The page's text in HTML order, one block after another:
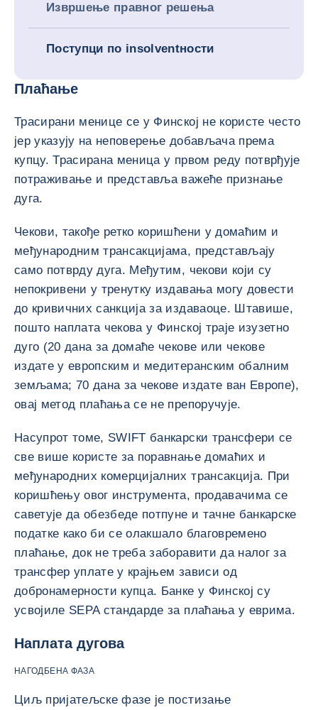
Извршење правног решења
Поступци по insolventности
Плаћање
Трасирани менице се у Финској не користе често
јер указују на неповерење добављача према
купцу. Трасирана меница у првом реду потврђује
потраживање и представља важеће признање
дуга.
Чекови, такође ретко коришћени у домаћим и
међународним трансакцијама, представљају
само потврду дуга. Међутим, чекови који су
непокривени у тренутку издавања могу довести
до кривичних санкција за издаваоце. Штавише,
пошто наплата чекова у Финској траје изузетно
дуго (20 дана за домаће чекове или чекове
издате у европским и медитеранским обалним
земљама; 70 дана за чекове издате ван Европе),
овај метод плаћања се не препоручује.
Насупрот томе, SWIFT банкарски трансфери се
све више користе за поравнање домаћих и
међународних комерцијалних трансакција. При
коришћењу овог инструмента, продавачима се
саветује да обезбеде потпуне и тачне банкарске
податке како би се олакшало благовремено
плаћање, док не треба заборавити да налог за
трансфер уплате у крајњем зависи од
добронамерности купца. Банке у Финској су
усвојиле SEPA стандарде за плаћања у еврима.
Наплата дугова
НАГОДБЕНА ФАЗА
Циљ пријатељске фазе је постизање